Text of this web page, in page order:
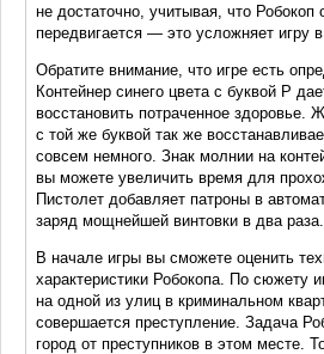
не достаточно, учитывая, что Робокоп
передвигается — это усложняет игру в
Обратите внимание, что игре есть
Контейнер синего цвета с буквой Р
восстановить потраченное здоровье.
с той же буквой так же
совсем немного. Знак молнии на
вы можете увеличить время для
Пистолет добавляет патроны в
заряд мощнейшей винтовки в два раза.
В начале игры вы сможете оценить
характеристики Робокопа. По сюжету
на одной из улиц в криминальном
совершается преступление. Задача
город от преступников в этом месте.